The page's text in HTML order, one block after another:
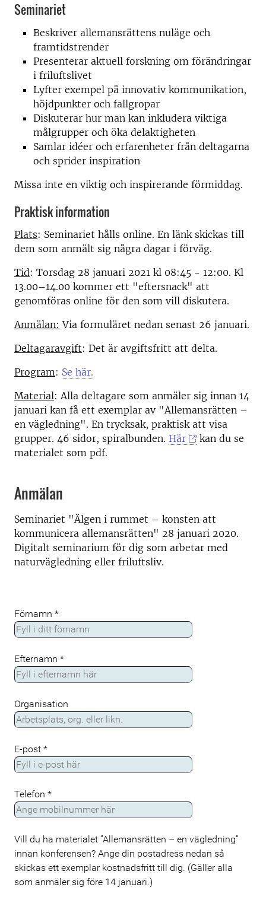
Seminariet
Beskriver allemansrättens nuläge och
framtidstrender
Presenterar aktuell forskning om förändringar
i friluftslivet
Lyfter exempel på innovativ kommunikation,
höjdpunkter och fallgropar
Diskuterar hur man kan inkludera viktiga
målgrupper och öka delaktigheten
Samlar idéer och erfarenheter från deltagarna
och sprider inspiration
Missa inte en viktig och inspirerande förmiddag.
Praktisk information
Plats: Seminariet hålls online. En länk skickas till
dem som anmält sig några dagar i förväg.
Tid: Torsdag 28 januari 2021 kl 08:45 - 12:00. Kl
13.00–14.00 kommer ett "eftersnack" att
genomföras online för den som vill diskutera.
Anmälan: Via formuläret nedan senast 26 januari.
Deltagaravgift: Det är avgiftsfritt att delta.
Program: Se här.
Material: Alla deltagare som anmäler sig innan 14
januari kan få ett exemplar av "Allemansrätten –
en vägledning". En trycksak, praktisk att visa
grupper. 46 sidor, spiralbunden. Här
kan du se
materialet som pdf.
Anmälan
Seminariet "Älgen i rummet – konsten att
kommunicera allemansrätten" 28 januari 2020.
Digitalt seminarium för dig som arbetar med
naturvägledning eller friluftsliv.
Förnamn *
Efternamn *
Organisation
E-post *
Telefon *
Vill du ha materialet ”Allemansrätten – en vägledning”
innan konferensen? Ange din postadress nedan så
skickas ett exemplar kostnadsfritt till dig. (Gäller alla
som anmäler sig före 14 januari.)